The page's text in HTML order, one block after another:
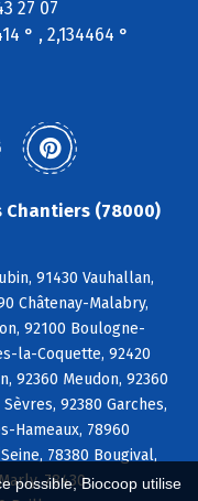
possible, Biocoop utilise
27 07
° , 2,134464 °
Chantiers (78000)
91430 Vauhallan,
Châtenay-Malabry,
92100 Boulogne-
la-Coquette, 92420
92360 Meudon, 92360
92380 Garches,
Hameaux, 78960
78380 Bougival,
78430